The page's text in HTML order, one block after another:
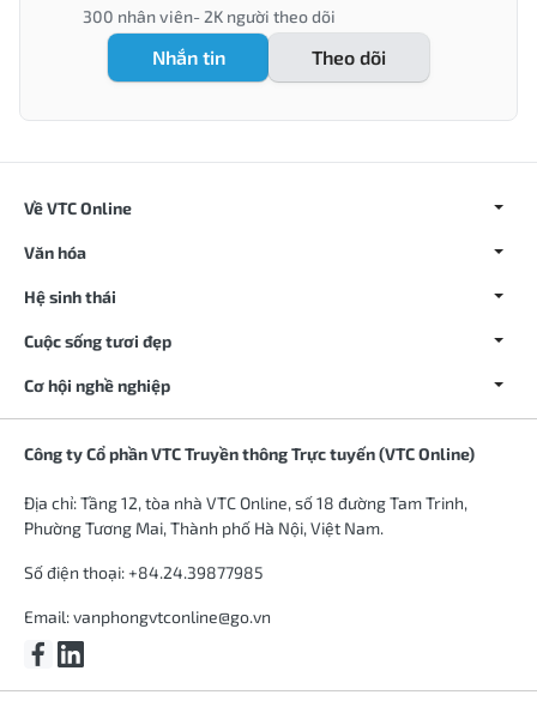
300 nhân viên- 2K người theo dõi
Nhắn tin Theo dõi
Về VTC Online
Văn hóa
Hệ sinh thái
Cuộc sống tươi đẹp
Cơ hội nghề nghiệp
Công ty Cổ phần VTC Truyền thông Trực tuyến (VTC Online)
Địa chỉ: Tầng 12, tòa nhà VTC Online, số 18 đường Tam Trinh,
Phường Tương Mai, Thành phố Hà Nội, Việt Nam.
Số điện thoại: +84.24.39877985
Email:vanphongvtconline@go.vn